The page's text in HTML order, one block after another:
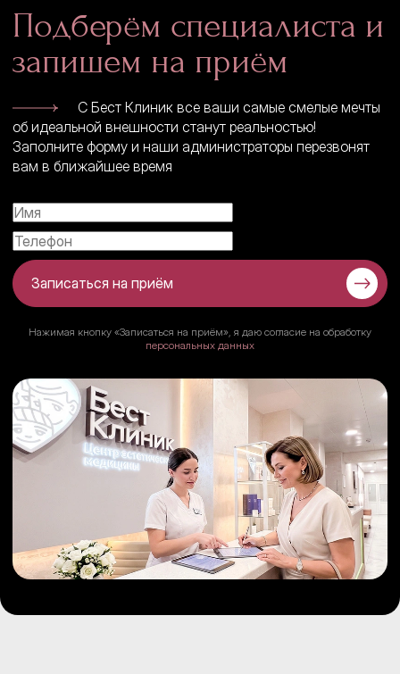
Подберём специалиста и
запишем на приём
С Бест Клиник все ваши самые смелые мечты
об идеальной внешности станут реальностью!
Заполните форму и наши администраторы перезвонят
вам в ближайшее время
Записаться на приём
Нажимая кнопку «Записаться на приём», я даю согласие на обработку
персональных данных